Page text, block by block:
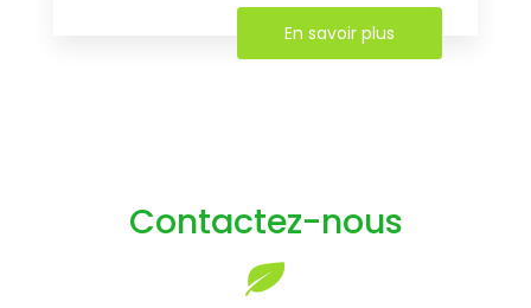
En savoir plus
Contactez-nous